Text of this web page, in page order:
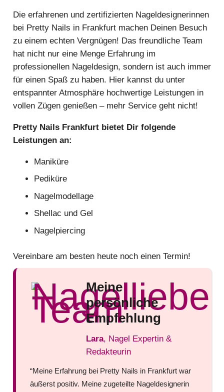
Die erfahrenen und zertifizierten Nageldesignerinnen
bei Pretty Nails in Frankfurt machen Deinen Besuch
zu einem echten Vergnügen! Das freundliche Team
hat nicht nur eine Menge Erfahrung im
professionellen Nageldesign, sondern ist auch immer
für einen Spaß zu haben. Hier kannst du unter
entspannter Atmosphäre hochwertige Leistungen in
vollen Zügen genießen – mehr Service geht nicht!
Pretty Nails Frankfurt bietet Dir folgende
Leistungen an:
Maniküre
Pediküre
Nagelmodellage
Shellac und Gel
Nagelpiercing
Vereinbare am besten heute noch einen Termin!
Meine
persönliche
Empfehlung
Lara, Nagel Expertin &
Redakteurin
“Meine Erfahrung bei Pretty Nails in Frankfurt war
äußerst positiv. Meine zugeteilte Nageldesignerin